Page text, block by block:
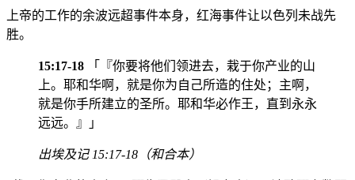
上帝的工作的余波远超事件本身，红海事件让以色列未战先
胜。
15:17-18 「『你要将他们领进去，栽于你产业的山
上。耶和华啊，就是你为自己所造的住处；主啊，
就是你手所建立的圣所。耶和华必作王，直到永永
远远。』」
出埃及记 15:17-18（和合本）